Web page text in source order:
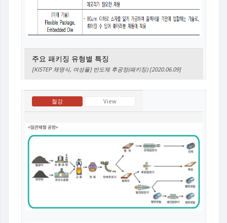
주요 패키징 유형별 특징
[KISTEP 채명식, 여성율] 반도체 후공정(패키징) [2020.06.09]
철강 View